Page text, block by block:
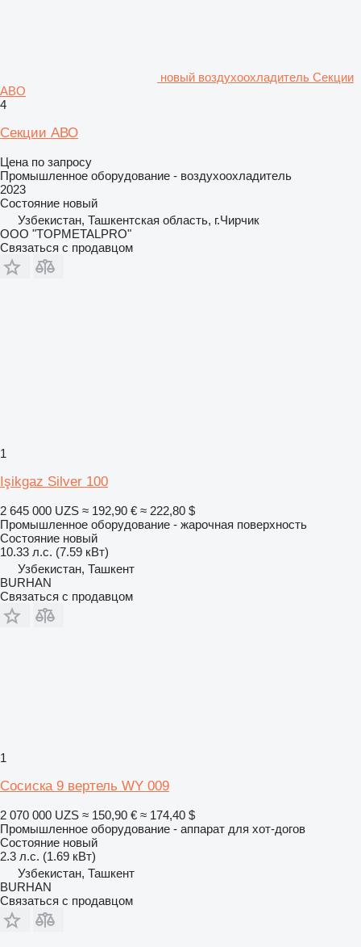
новый воздухоохладитель Секции
АВО
4
Секции АВО
Цена по запросу
Промышленное оборудование - воздухоохладитель
2023
Состояние новый
Узбекистан, Ташкентская область, г.Чирчик
ООО "TOPMETALPRO"
Связаться с продавцом
1
Işikgaz Silver 100
2 645 000 UZS ≈ 192,90 € ≈ 222,80 $
Промышленное оборудование - жарочная поверхность
Состояние новый
10.33 л.с. (7.59 кВт)
Узбекистан, Ташкент
BURHAN
Связаться с продавцом
1
Сосиска 9 вертель WY 009
2 070 000 UZS ≈ 150,90 € ≈ 174,40 $
Промышленное оборудование - аппарат для хот-догов
Состояние новый
2.3 л.с. (1.69 кВт)
Узбекистан, Ташкент
BURHAN
Связаться с продавцом